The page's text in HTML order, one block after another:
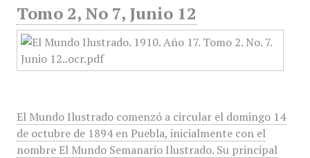
Tomo 2, No 7, Junio 12
El Mundo Ilustrado comenzó a circular el domingo 14
de octubre de 1894 en Puebla, inicialmente con el
nombre El Mundo Semanario Ilustrado. Su principal